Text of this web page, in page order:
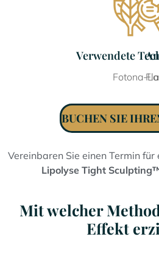
Verwendete
Fotona-
BUCHEN SIE
Vereinbaren Sie einen Termin für
Lipolyse Tight
Mit welcher
Effekt